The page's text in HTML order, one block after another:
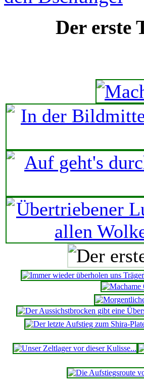
Der erste